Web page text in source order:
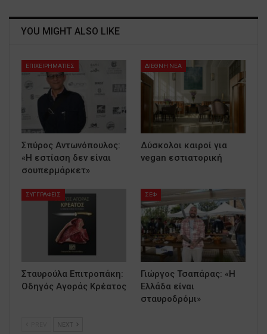
YOU MIGHT ALSO LIKE
ΕΠΙΧΕΙΡΗΜΑΤΙΕΣ
Σπύρος Αντωνόπουλος:
«Η εστίαση δεν είναι
σουπερμάρκετ»
ΔΙΕΘΝΗ ΝΕΑ
Δύσκολοι καιροί για
vegan εστιατορική
ΣΥΓΓΡΑΦΕΙΣ
Σταυρούλα Επιτροπάκη:
Οδηγός Αγοράς Κρέατος
ΣΕΦ
Γιώργος Τσαπάρας: «Η
Ελλάδα είναι
σταυροδρόμι»
NEXT